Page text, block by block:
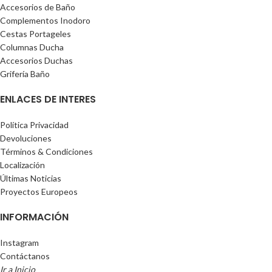
Accesorios de Baño
Complementos Inodoro
Cestas Portageles
Columnas Ducha
Accesorios Duchas
Grifería Baño
ENLACES DE INTERES
Política Privacidad
Devoluciones
Términos & Condiciones
Localización
Últimas Noticias
Proyectos Europeos
INFORMACIÓN
Instagram
Contáctanos
Ir a Inicio